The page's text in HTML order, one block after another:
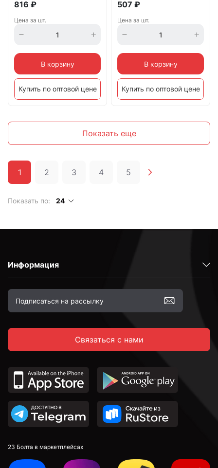
816 ₽
Цена за шт.
В корзину
Купить по оптовой цене
507 ₽
Цена за шт.
В корзину
Купить по оптовой цене
Показать еще
1 2 3 4 5
Показать по: 24
Информация
Связаться с нами
23 Болта в маркетплейсах